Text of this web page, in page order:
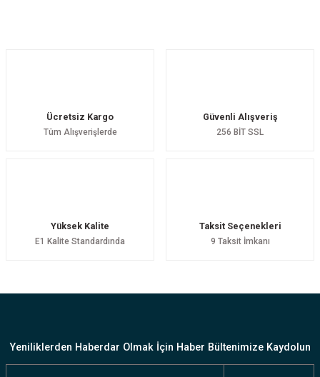
Ücretsiz Kargo
Tüm Alışverişlerde
Güvenli Alışveriş
256 BİT SSL
Yüksek Kalite
E1 Kalite Standardında
Taksit Seçenekleri
9 Taksit İmkanı
Yeniliklerden Haberdar Olmak İçin Haber Bültenimize Kaydolun